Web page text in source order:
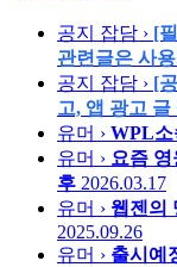
공지 잡담 › [
관련글은 사
공지
잡담 › [
고, 앱 광고 글
유머 › WPL소
유머 › 요즘
후 2026.03.17
유머 › 웹젠의
2025.09.26
유머 › 출시예